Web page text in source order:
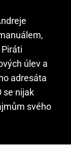
úlev a
adresáta
se nijak
svého